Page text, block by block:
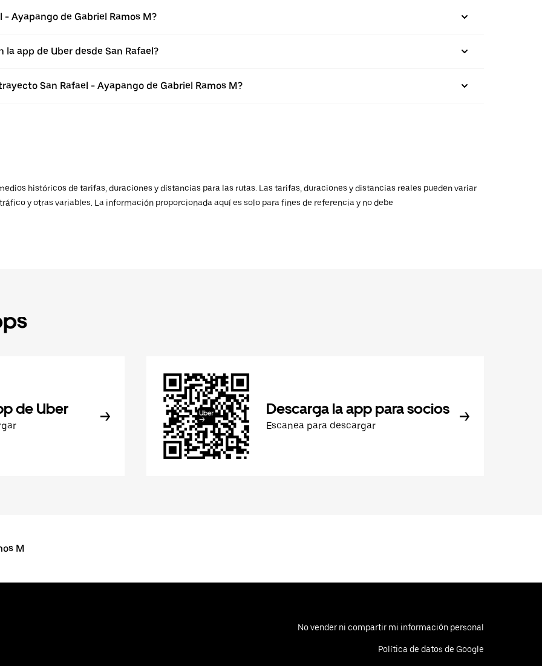
Ayapango de Gabriel Ramos M?
app de Uber desde San Rafael?
San Rafael - Ayapango de Gabriel Ramos M?
históricos de tarifas, duraciones y distancias para las rutas. Las tarifas, duraciones y distancias reales pueden variar
y otras variables. La información proporcionada aquí es solo para fines de referencia y no debe
de Uber Descarga la app para socios
Escanea para descargar
M
No vender ni compartir mi información personal
Política de datos de Google